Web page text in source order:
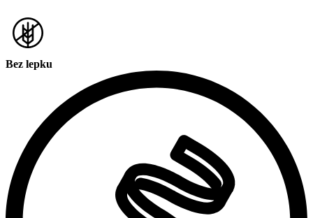
Bez lepku